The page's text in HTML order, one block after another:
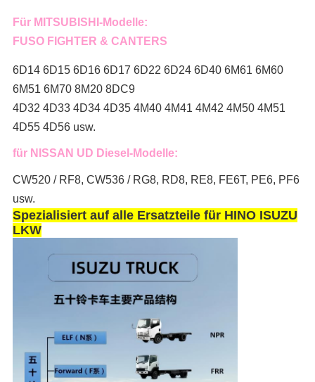
Für MITSUBISHI-Modelle:
FUSO FIGHTER & CANTERS
6D14 6D15 6D16 6D17 6D22 6D24 6D40 6M61 6M60
6M51 6M70 8M20 8DC9
4D32 4D33 4D34 4D35 4M40 4M41 4M42 4M50 4M51
4D55 4D56 usw.
für NISSAN UD Diesel-Modelle:
CW520 / RF8, CW536 / RG8, RD8, RE8, FE6T, PE6, PF6
usw.
Spezialisiert auf alle Ersatzteile für HINO ISUZU
LKW